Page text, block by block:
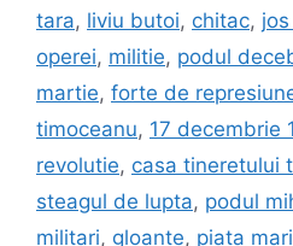
tara, liviu butoi, chitac,
operei, militie, podul
martie, forte de
timoceanu, 17 decembrie
revolutie, casa tineretului
steagul de lupta, podul
militari, gloante, piata